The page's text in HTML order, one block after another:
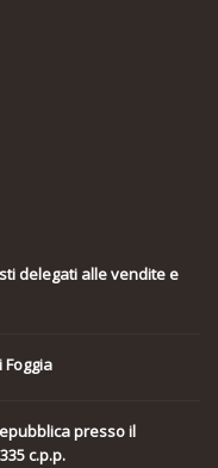
delegati alle vendite e
Foggia
presso il
c.p.p.